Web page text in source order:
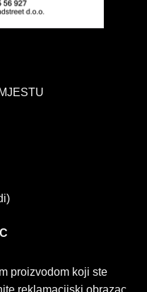
proizvodom koji ste
reklamacijski obrazac.